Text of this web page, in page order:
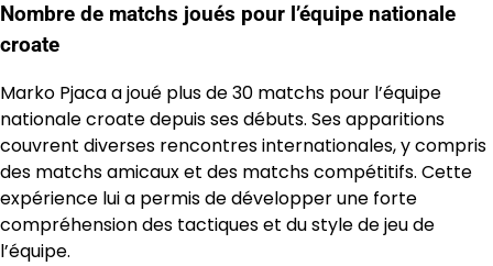
Nombre de matchs joués pour l’équipe nationale
croate
Marko Pjaca a joué plus de 30 matchs pour l’équipe
nationale croate depuis ses débuts. Ses apparitions
couvrent diverses rencontres internationales, y compris
des matchs amicaux et des matchs compétitifs. Cette
expérience lui a permis de développer une forte
compréhension des tactiques et du style de jeu de
l’équipe.